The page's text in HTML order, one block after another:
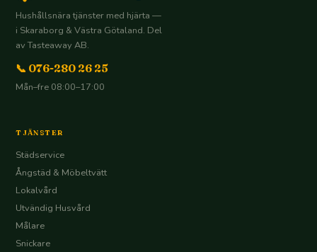
Hushållsnära tjänster med hjärta —
i Skaraborg & Västra Götaland. Del
av Tasteaway AB.
📞 076-280 26 25
Mån–fre 08:00–17:00
TJÄNSTER
Städservice
Ångstäd & Möbeltvätt
Lokalvård
Utvändig Husvård
Målare
Snickare